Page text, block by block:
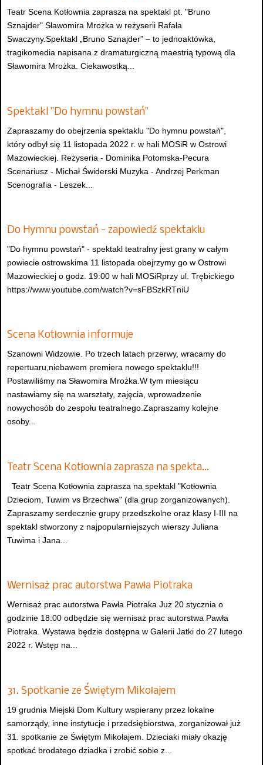
Teatr Scena Kotłownia zaprasza na spektakl pt. "Bruno
Sznajder" Sławomira Mrożka w reżyserii Rafała
Swaczyny.Spektakl „Bruno Sznajder” – to jednoaktówka,
tragikomedia napisana z dramaturgiczną maestrią typową dla
Sławomira Mrożka. Ciekawostką...
Spektakl "Do hymnu powstań"
Zapraszamy do obejrzenia spektaklu "Do hymnu powstań",
który odbył się 11 listopada 2022 r. w hali MOSiR w Ostrowi
Mazowieckiej. Reżyseria - Dominika Potomska-Pecura
Scenariusz - Michał Świderski Muzyka - Andrzej Perkman
Scenografia - Leszek...
Do Hymnu powstań - zapowiedź spektaklu
"Do hymnu powstań" - spektakl teatralny jest grany w całym
powiecie ostrowskima 11 listopada obejrzymy go w Ostrowi
Mazowieckiej o godz. 19:00 w hali MOSiRprzy ul. Trębickiego
https://www.youtube.com/watch?v=sFBSzkRTniU
Scena Kotłownia informuje
Szanowni Widzowie. Po trzech latach przerwy, wracamy do
repertuaru,niebawem premiera nowego spektaklu!!!
Postawiliśmy na Sławomira Mrożka.W tym miesiącu
nastawiamy się na warsztaty, zajęcia, wprowadzenie
nowychosób do zespołu teatralnego.Zapraszamy kolejne
osoby...
Teatr Scena Kotłownia zaprasza na spekta…
Teatr Scena Kotłownia zaprasza na spektakl "Kotłownia
Dzieciom, Tuwim vs Brzechwa" (dla grup zorganizowanych).
Zapraszamy serdecznie grupy przedszkolne oraz klasy I-III na
spektakl stworzony z najpopularniejszych wierszy Juliana
Tuwima i Jana...
Wernisaż prac autorstwa Pawła Piotraka
Wernisaż prac autorstwa Pawła Piotraka Już 20 stycznia o
godzinie 18:00 odbędzie się wernisaż prac autorstwa Pawła
Piotraka. Wystawa będzie dostępna w Galerii Jatki do 27 lutego
2022 r. Wstęp na...
31. Spotkanie ze Świętym Mikołajem
19 grudnia Miejski Dom Kultury wspierany przez lokalne
samorządy, inne instytucje i przedsiębiorstwa, zorganizował już
31. spotkanie ze Świętym Mikołajem. Dzieciaki miały okazję
spotkać brodatego dziadka i zrobić sobie z...